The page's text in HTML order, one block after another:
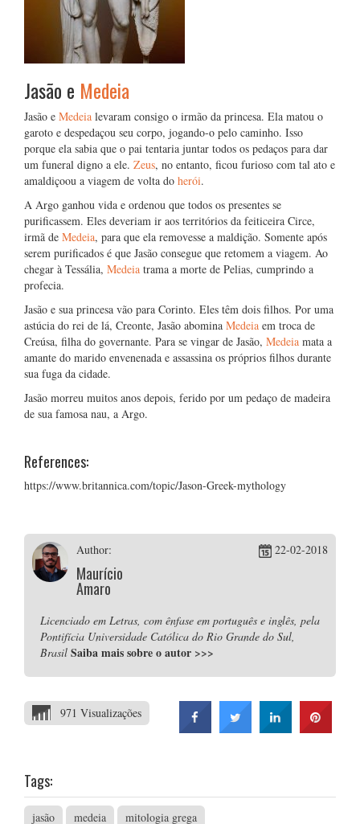
Jasão e Medeia
Jasão e Medeia levaram consigo o irmão da princesa. Ela matou o
garoto e despedaçou seu corpo, jogando-o pelo caminho. Isso
porque ela sabia que o pai tentaria juntar todos os pedaços para dar
um funeral digno a ele. Zeus, no entanto, ficou furioso com tal ato e
amaldiçoou a viagem de volta do herói.
A Argo ganhou vida e ordenou que todos os presentes se
purificassem. Eles deveriam ir aos territórios da feiticeira Circe,
irmã de Medeia, para que ela removesse a maldição. Somente após
serem purificados é que Jasão consegue que retomem a viagem. Ao
chegar à Tessália, Medeia trama a morte de Pelias, cumprindo a
profecia.
Jasão e sua princesa vão para Corinto. Eles têm dois filhos. Por uma
astúcia do rei de lá, Creonte, Jasão abomina Medeia em troca de
Creúsa, filha do governante. Para se vingar de Jasão, Medeia mata a
amante do marido envenenada e assassina os próprios filhos durante
sua fuga da cidade.
Jasão morreu muitos anos depois, ferido por um pedaço de madeira
de sua famosa nau, a Argo.
References:
https://www.britannica.com/topic/Jason-Greek-mythology
Author:
Maurício
Amaro
22-02-2018
Licenciado em Letras, com ênfase em português e inglês, pela
Pontifícia Universidade Católica do Rio Grande do Sul,
Brasil Saiba mais sobre o autor >>>
971 Visualizações
Tags:
jasão medeia mitologia grega